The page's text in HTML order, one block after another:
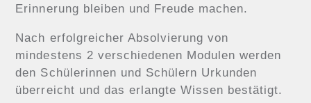
Erinnerung bleiben und Freude machen.
Nach erfolgreicher Absolvierung von
mindestens 2 verschiedenen Modulen werden
den Schülerinnen und Schülern Urkunden
überreicht und das erlangte Wissen bestätigt.